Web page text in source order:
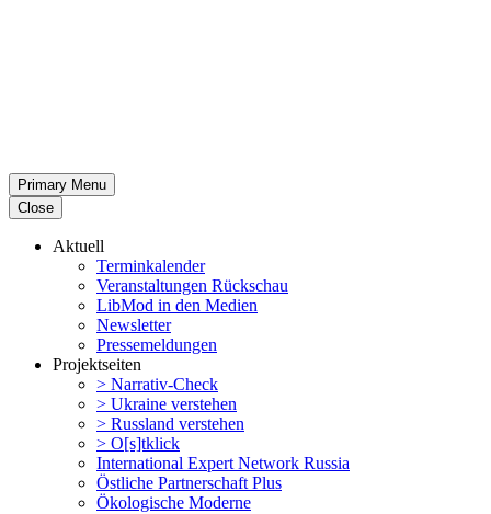
Primary Menu
Close
Aktuell
Termin­ka­lender
Veran­stal­tungen Rückschau
LibMod in den Medien
Newsletter
Presse­mel­dungen
Projekt­seiten
> Narrativ-Check
> Ukraine verstehen
> Russland verstehen
> O[s]tklick
Inter­na­tional Expert Network Russia
Östliche Partner­schaft Plus
Ökolo­gische Moderne